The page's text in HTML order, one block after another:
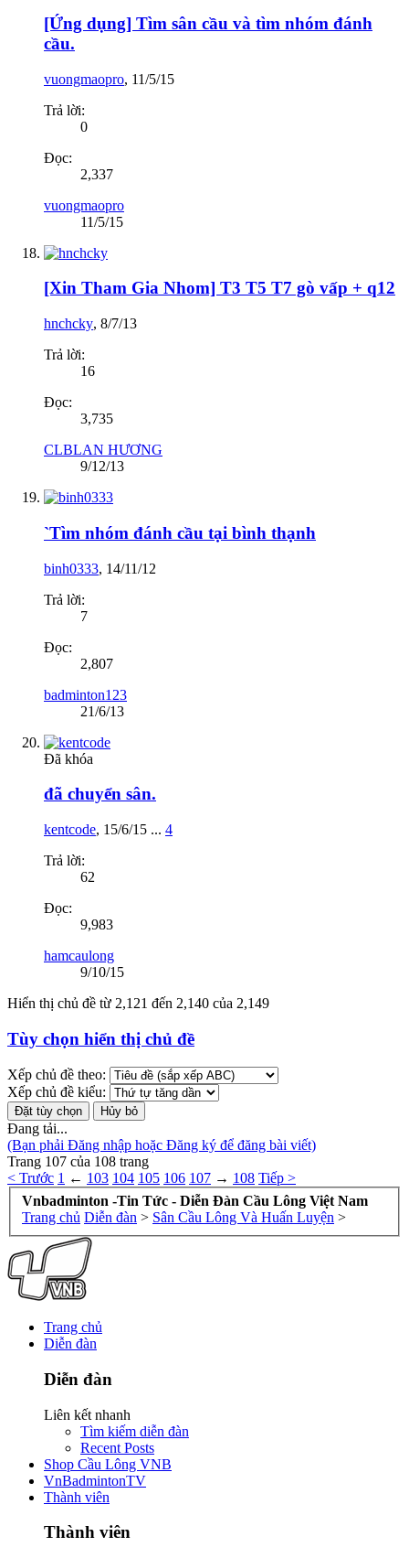
[Ứng dụng] Tìm sân cầu và tìm nhóm đánh
cầu.
vuongmaopro, 11/5/15
Trả lời:
0
Đọc:
2,337
vuongmaopro
11/5/15
[Xin Tham Gia Nhom] T3 T5 T7 gò vấp + q12
hnchcky, 8/7/13
Trả lời:
16
Đọc:
3,735
CLBLAN HƯƠNG
9/12/13
`Tìm nhóm đánh cầu tại bình thạnh
binh0333, 14/11/12
Trả lời:
7
Đọc:
2,807
badminton123
21/6/13
Đã khóa
đã chuyển sân.
kentcode, 15/6/15 ... 4
Trả lời:
62
Đọc:
9,983
hamcaulong
9/10/15
Hiển thị chủ đề từ 2,121 đến 2,140 của 2,149
Tùy chọn hiển thị chủ đề
Xếp chủ đề theo:
Xếp chủ đề kiểu:
Đang tải...
(Bạn phải Đăng nhập hoặc Đăng ký để đăng bài viết)
Trang 107 của 108 trang
< Trước 1 ← 103 104 105 106 107 → 108 Tiếp >
Vnbadminton -Tin Tức - Diễn Đàn Cầu Lông Việt Nam
Trang chủ Diễn đàn > Sân Cầu Lông Và Huấn Luyện >
Trang chủ
Diễn đàn
Diễn đàn
Liên kết nhanh
Tìm kiếm diễn đàn
Recent Posts
Shop Cầu Lông VNB
VnBadmintonTV
Thành viên
Thành viên